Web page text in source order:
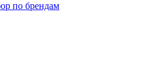
по брендам